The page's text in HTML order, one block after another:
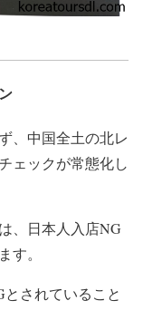
、中国全土の北レ
ェックが常態化し
、日本人入店NG
す。
されていること